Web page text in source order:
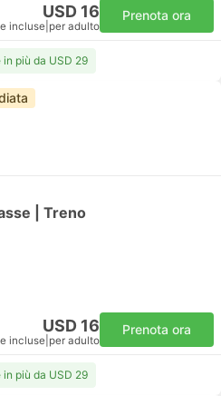
USD 16
incluse per adulto
Prenota ora
in più da USD 29
| Treno
USD 16
incluse per adulto
Prenota ora
in più da USD 29